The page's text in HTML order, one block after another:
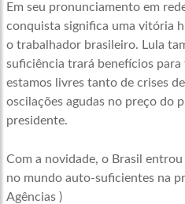
Em seu pronunciamento em
conquista significa uma vitória
o trabalhador brasileiro. Lula
suficiência trará benefícios para
estamos livres tanto de crises
oscilações agudas no preço do
presidente.
Com a novidade, o Brasil
no mundo auto-suficientes na
Agências )